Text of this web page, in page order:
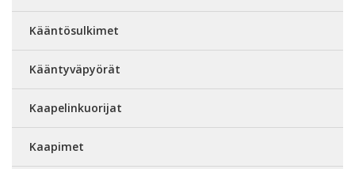
Kääntösulkimet
Kääntyväpyörät
Kaapelinkuorijat
Kaapimet